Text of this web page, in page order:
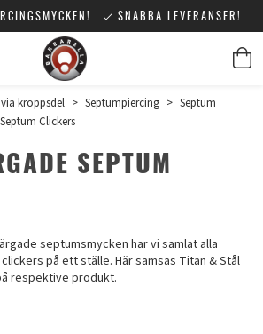
SNABBA LEVERANSER!
kroppsdel > Septumpiercing > Septum
Clickers
SEPTUM
septumsmycken har vi samlat alla
på ett ställe. Här samsas Titan & Stål
respektive produkt.